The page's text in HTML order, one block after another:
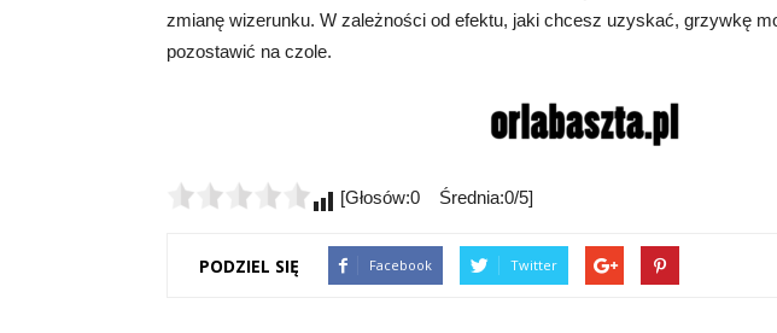
zmianę wizerunku. W zależności od efektu, jaki chcesz uzyskać, grzywkę
pozostawić na czole.
[Głosów:0 Średnia:0/5]
PODZIEL SIĘ Facebook Twitter